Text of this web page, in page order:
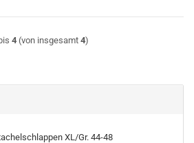
bis 4 (von insgesamt 4)
XL/Gr. 44-48